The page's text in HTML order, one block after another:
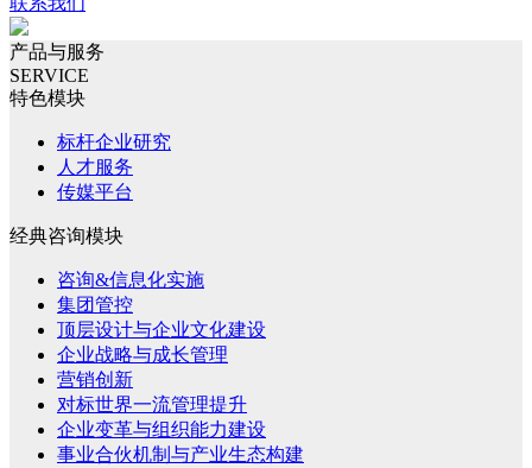
产品与服务
SERVICE
特色模块
标杆企业研究
人才服务
传媒平台
经典咨询模块
咨询&信息化实施
集团管控
顶层设计与企业文化建设
企业战略与成长管理
营销创新
对标世界一流管理提升
企业变革与组织能力建设
事业合伙机制与产业生态构建